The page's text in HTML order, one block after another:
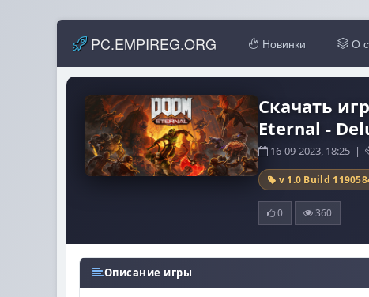
PC.EMPIREG.ORG Новинки О
Скачать
Eternal -
16-09-2023, 18:25 |
v 1.0 Build
0 360
Описание игры